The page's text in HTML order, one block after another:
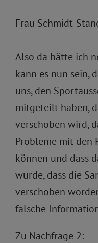
Frau Schmidt-
Also da hätte ich
kann es nun sein,
uns, den
mitgeteilt haben,
verschoben wird,
Probleme mit den
können und dass
wurde, dass die
verschoben
falsche
Zu Nachfrage 2: